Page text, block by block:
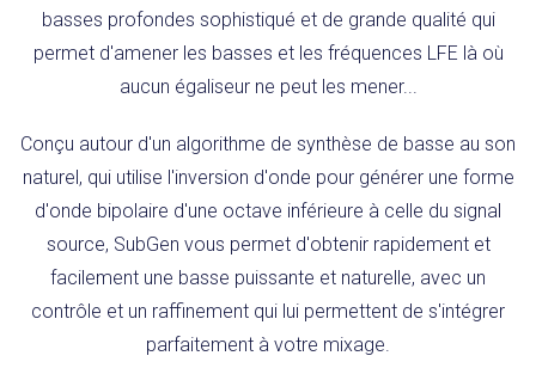
basses profondes sophistiqué et de grande qualité qui
permet d'amener les basses et les fréquences LFE là où
aucun égaliseur ne peut les mener...
Conçu autour d'un algorithme de synthèse de basse au son
naturel, qui utilise l'inversion d'onde pour générer une forme
d'onde bipolaire d'une octave inférieure à celle du signal
source, SubGen vous permet d'obtenir rapidement et
facilement une basse puissante et naturelle, avec un
contrôle et un raffinement qui lui permettent de s'intégrer
parfaitement à votre mixage.